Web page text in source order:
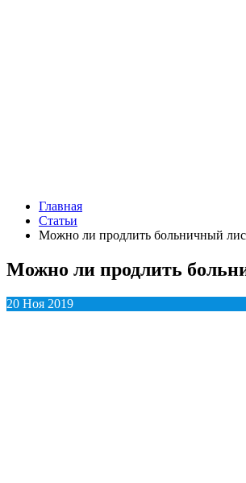
Главная
Статьи
Можно ли продлить больничный
Можно ли продлить
20 Ноя 2019